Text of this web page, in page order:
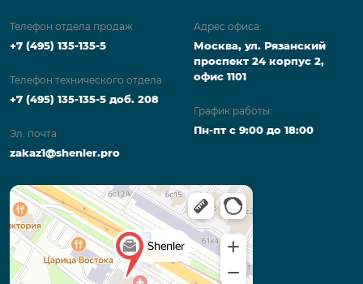
Телефон отдела продаж
+7 (495) 135-135-5
Телефон технического отдела
+7 (495) 135-135-5 доб. 208
Эл. почта
zakaz1@shenler.pro
Адрес офиса:
Москва, ул. Рязанский
проспект 24 корпус 2,
офис 1101
График работы:
Пн-пт с 9:00 до 18:00